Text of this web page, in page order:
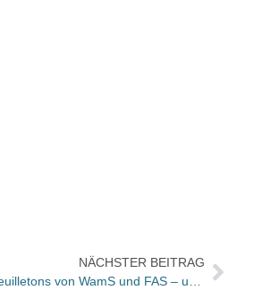
NÄCHSTER BEITRAG
Bücher und Autoren heute in den Feuilletons von WamS und FAS – und David Grossman schrieb „Weltliteratur“